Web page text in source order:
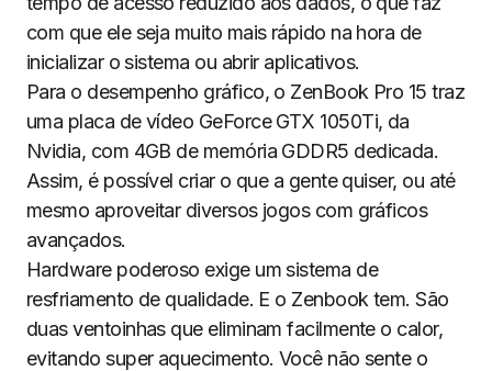
com que ele seja muito mais rápido na hora de
inicializar o sistema ou abrir aplicativos.
Para o desempenho gráfico, o ZenBook Pro 15 traz
uma placa de vídeo GeForce GTX 1050Ti, da
Nvidia, com 4GB de memória GDDR5 dedicada.
Assim, é possível criar o que a gente quiser, ou até
mesmo aproveitar diversos jogos com gráficos
avançados.
Hardware poderoso exige um sistema de
resfriamento de qualidade. E o Zenbook tem. São
duas ventoinhas que eliminam facilmente o calor,
evitando super aquecimento. Você não sente o